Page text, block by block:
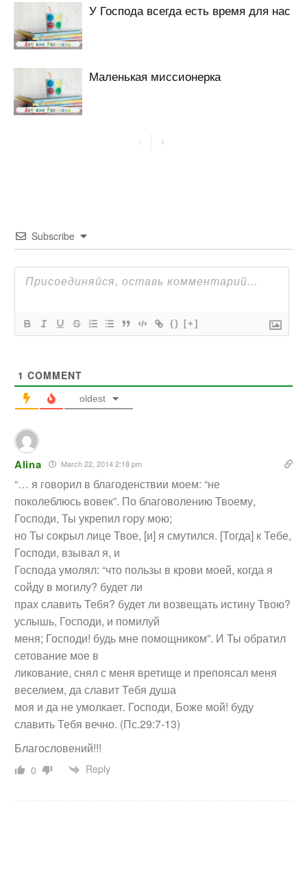
У Господа всегда есть время для нас
Маленькая миссионерка
Subscribe
{} [+]
1 COMMENT
oldest
Alina March 22, 2014 2:18 pm
“… я говорил в благоденствии моем: “не
поколеблюсь вовек”. По благоволению Твоему,
Господи, Ты укрепил гору мою;
но Ты сокрыл лице Твое, [и] я смутился. [Тогда] к Тебе,
Господи, взывал я, и
Господа умолял: “что пользы в крови моей, когда я
сойду в могилу? будет ли
прах славить Тебя? будет ли возвещать истину Твою?
услышь, Господи, и помилуй
меня; Господи! будь мне помощником”. И Ты обратил
сетование мое в
ликование, снял с меня вретище и препоясал меня
веселием, да славит Тебя душа
моя и да не умолкает. Господи, Боже мой! буду
славить Тебя вечно. (Пс.29:7-13)
Благословений!!!
0 Reply